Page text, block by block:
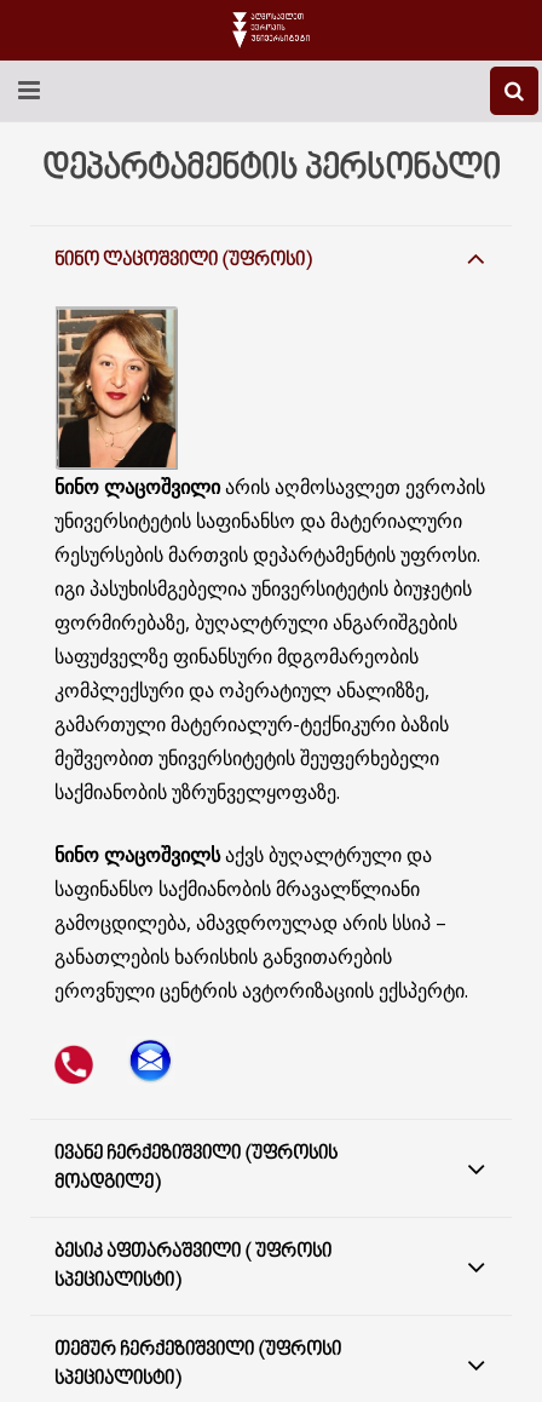
EEU-Ს ᲨᲔᲡᲐᲮᲔᲑ
ᲙᲕᲚᲔᲕᲐ
ᲡᲐᲔᲠᲗᲐᲨᲝᲠᲘᲡᲝ
ᲑᲘᲑᲚᲘᲝᲗᲔᲙᲐ
ᲡᲢᲣᲓᲔᲜᲢᲣᲠᲘ ᲪᲮᲝᲕᲠᲔᲑᲐ
ᲙᲝᲜᲢᲐᲥᲢᲘ
დეპარტამენტის პერსონალი
ᲜᲘᲜᲝ ᲚᲐᲪᲝᲨᲕᲘᲚᲘ (ᲣᲤᲠᲝᲡᲘ)
ნინო ლაცოშვილიარის აღმოსავლეთ ევროპის
უნივერსიტეტის საფინანსო და მატერიალური
რესურსების მართვის დეპარტამენტის უფროსი.
იგი პასუხისმგებელია უნივერსიტეტის ბიუჯეტის
ფორმირებაზე, ბუღალტრული ანგარიშგების
საფუძველზე ფინანსური მდგომარეობის
კომპლექსური და ოპერატიულ ანალიზზე,
გამართული მატერიალურ-ტექნიკური ბაზის
მეშვეობით უნივერსიტეტის შეუფერხებელი
საქმიანობის უზრუნველყოფაზე.
ნინო ლაცოშვილსაქვს ბუღალტრული და
საფინანსო საქმიანობის მრავალწლიანი
გამოცდილება, ამავდროულად არის სსიპ –
განათლების ხარისხის განვითარების
ეროვნული ცენტრის ავტორიზაციის ექსპერტი.
ᲘᲕᲐᲜᲔ ᲩᲔᲠᲥᲔᲖᲘᲨᲕᲘᲚᲘ (ᲣᲤᲠᲝᲡᲘᲡ
ᲛᲝᲐᲓᲒᲘᲚᲔ)
ᲑᲔᲡᲘᲙ ᲐᲤᲗᲐᲠᲐᲨᲕᲘᲚᲘ ( ᲣᲤᲠᲝᲡᲘ
ᲡᲞᲔᲪᲘᲐᲚᲘᲡᲢᲘ)
ᲗᲔᲛᲣᲠ ᲩᲔᲠᲥᲔᲖᲘᲨᲕᲘᲚᲘ (ᲣᲤᲠᲝᲡᲘ
ᲡᲞᲔᲪᲘᲐᲚᲘᲡᲢᲘ)